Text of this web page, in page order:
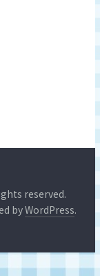
reserved.
byWordPress.